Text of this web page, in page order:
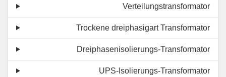
Verteilungstransformator
Trockene dreiphasigart Transformator
Dreiphasenisolierungs-Transformator
UPS-Isolierungs-Transformator